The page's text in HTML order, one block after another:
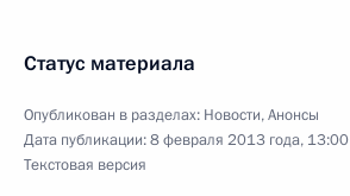
Статус материала
Опубликован в разделах: Новости,Анонсы
Дата публикации:8 февраля 2013 года, 13:00
Текстовая версия